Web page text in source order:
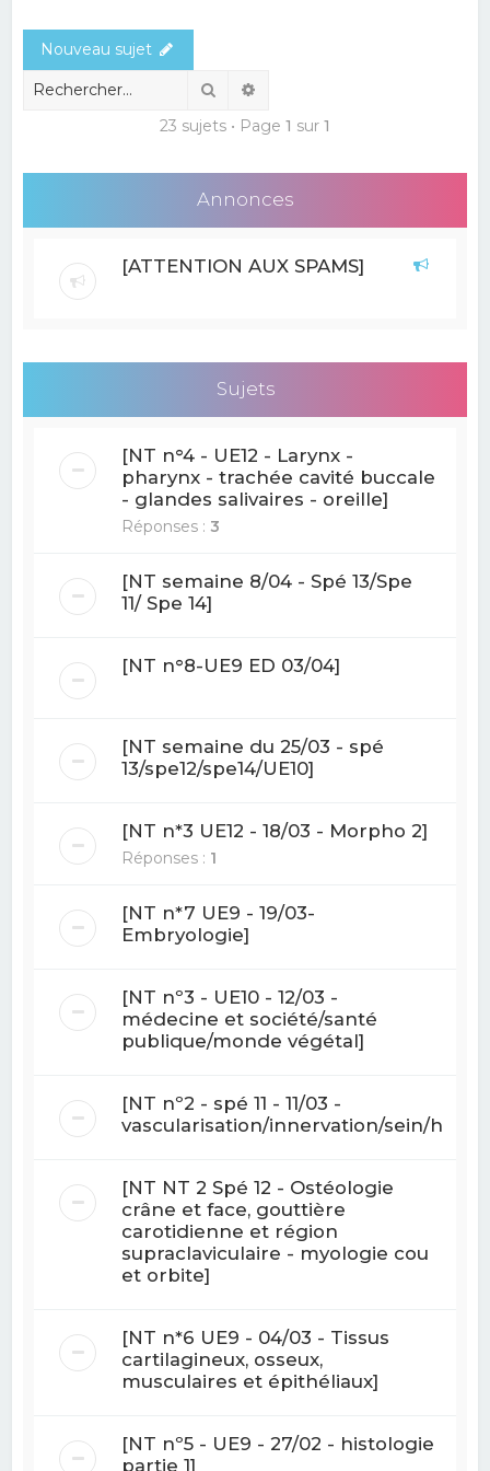
r
Nouveau sujet
Rechercher
23 sujets • Page 1 sur 1
Annonces
[ATTENTION AUX SPAMS]
Sujets
[NT n°4 - UE12 - Larynx -
pharynx - trachée cavité buccale
- glandes salivaires - oreille]
Réponses :3
[NT semaine 8/04 - Spé 13/Spe
11/ Spe 14]
[NT n°8-UE9 ED 03/04]
[NT semaine du 25/03 - spé
13/spe12/spe14/UE10]
[NT n*3 UE12 - 18/03 - Morpho 2]
Réponses : 1
[NT n*7 UE9 - 19/03-
Embryologie]
[NT nº3 - UE10 - 12/03 -
médecine et société/santé
publique/monde végétal]
[NT nº2 - spé 11 - 11/03 -
vascularisation/innervation/sein/
[NT NT 2 Spé 12 - Ostéologie
crâne et face, gouttière
carotidienne et région
supraclaviculaire - myologie cou
et orbite]
[NT n*6 UE9 - 04/03 - Tissus
cartilagineux, osseux,
musculaires et épithéliaux]
[NT nº5 - UE9 - 27/02 - histologie
partie 1]